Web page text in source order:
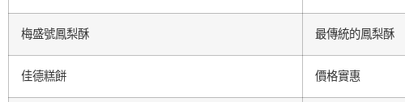
梅盛號鳳梨酥 最傳統的鳳梨酥
佳德糕餅 價格實惠